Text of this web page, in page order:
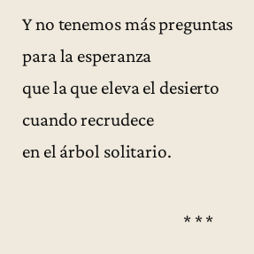
Y no tenemos más preguntas
para la esperanza
que la que eleva el desierto
cuando recrudece
en el árbol solitario.
* * *